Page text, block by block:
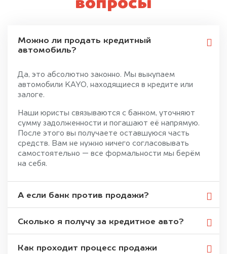
вопросы
Можно ли продать кредитный
автомобиль?
Да, это абсолютно законно. Мы выкупаем
автомобили KAYO, находящиеся в кредите или
залоге.
Наши юристы связываются с банком, уточняют
сумму задолженности и погашают её напрямую.
После этого вы получаете оставшуюся часть
средств. Вам не нужно ничего согласовывать
самостоятельно — все формальности мы берём
на себя.
А если банк против продажи?
Сколько я получу за кредитное авто?
Как проходит процесс продажи